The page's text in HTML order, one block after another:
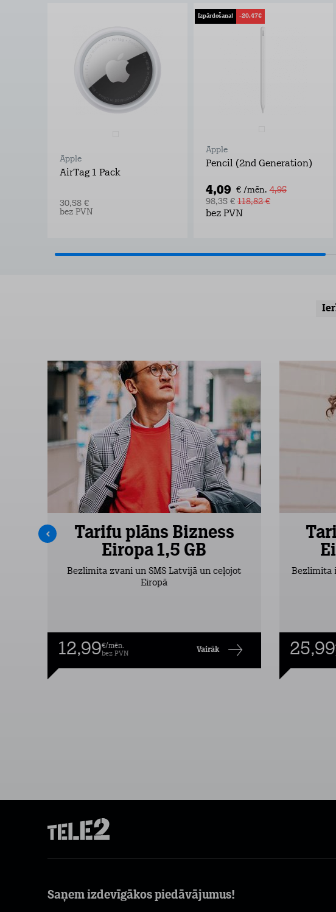
Apple
AirTag 1 Pack
30,58 €
bez PVN
Izpārdošana! -20,47€
Apple
Pencil (2nd Generation)
4,09 € /mēn. 4,95
98,35 €118,82 €
bez PVN
Tarifu plāns Bizness
Eiropa 1,5 GB
Bezlimita zvani un SMS Latvijā un ceļojot
Eiropā
12,99€/mēn.
bez PVN
Vairāk
Bezlimita
25,99
Saņem izdevīgākos piedāvājumus!